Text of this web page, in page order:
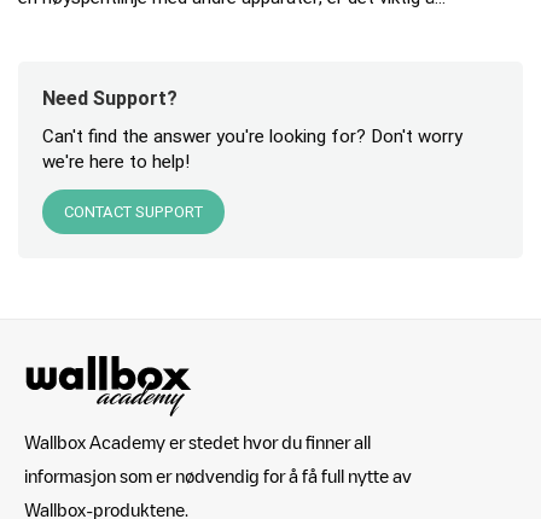
Need Support?
Can't find the answer you're looking for? Don't worry
we're here to help!
CONTACT SUPPORT
Wallbox Academy er stedet hvor du finner all
informasjon som er nødvendig for å få full nytte av
Wallbox-produktene.